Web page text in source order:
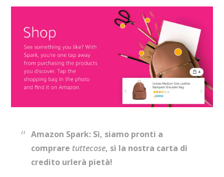
Amazon Spark: Sì, siamo pronti a
comprare tuttecose, sì la nostra carta di
credito urlerà pietà!